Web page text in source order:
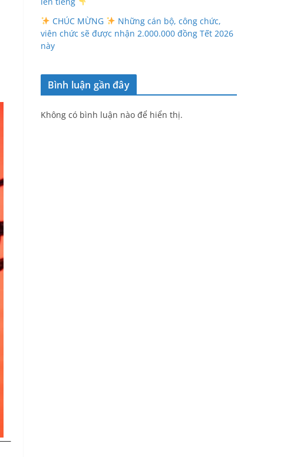
CHÚC MỪNG
Những cán bộ, công chức,
viên chức sẽ được nhận 2.000.000 đồng Tết 2026
này
Bình luận gần đây
Không có bình luận nào để hiển thị.